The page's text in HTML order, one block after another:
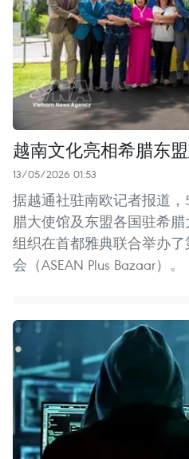
越南文化亮相希腊东
13/05/2026 01:53
据越通社驻南欧记者报道
腊大使馆及东盟各国驻希
组织在首都雅典联合举办了
会（ASEAN Plus Bazaar）。